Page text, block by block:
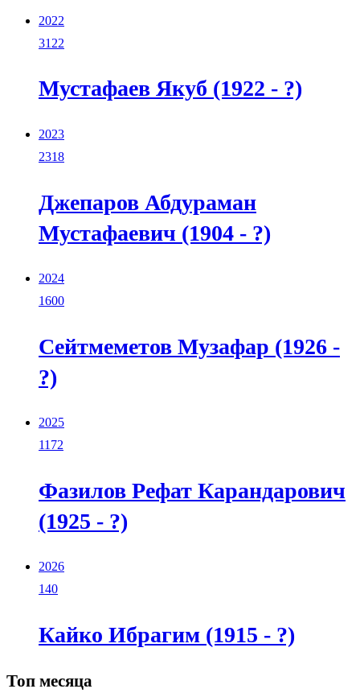
2022
3122
Мустафаев Якуб (1922 - ?)
2023
2318
Джепаров Абдураман
Мустафаевич (1904 - ?)
2024
1600
Сейтмеметов Музафар (1926 -
?)
2025
1172
Фазилов Рефат Карандарович
(1925 - ?)
2026
140
Кайко Ибрагим (1915 - ?)
Топ месяца